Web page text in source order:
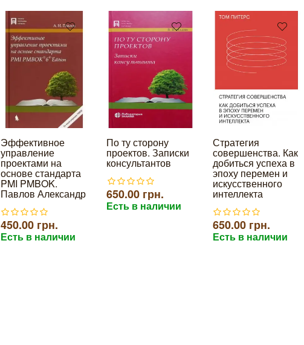
Эффективное
управление
проектами на
основе стандарта
PMI PMBOK.
Павлов Александр
450.00 грн.
Есть в наличии
По ту сторону
проектов. Записки
консультантов
650.00 грн.
Есть в наличии
Стратегия
совершенства. Как
добиться успеха в
эпоху перемен и
искусственного
интеллекта
650.00 грн.
Есть в наличии